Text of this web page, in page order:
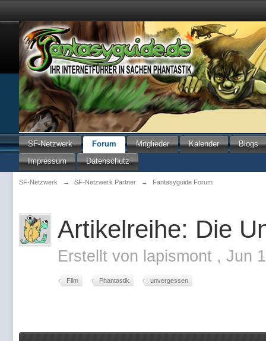
SF-Netzwerk Forum Mitglieder Kalender
Blogs
Impressum
Datenschutz
SF-Netzwerk → SF-Netzwerk Partner → Fantasyguide Forum
Artikelreihe: Die
Erstellt von lapismont , Jun
Film Phantastik unvergessen